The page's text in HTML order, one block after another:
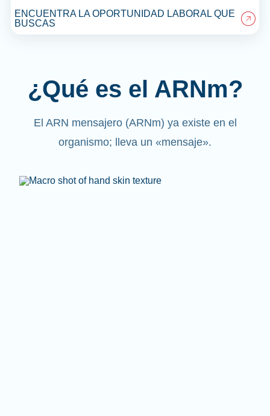
ENCUENTRA LA OPORTUNIDAD LABORAL QUE
BUSCAS
¿Qué es el ARNm?
El ARN mensajero (ARNm) ya existe en el
organismo; lleva un «mensaje».